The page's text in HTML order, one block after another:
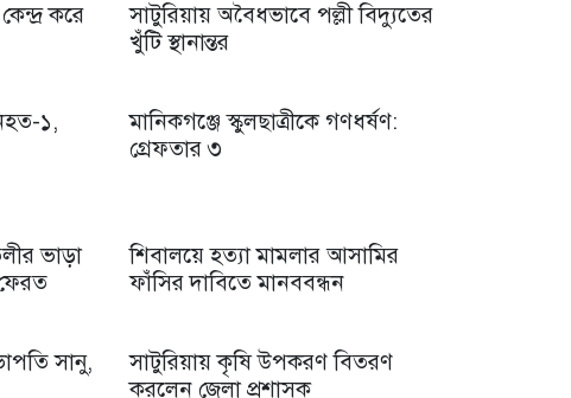
করে
সাটুরিয়ায় অবৈধভাবে পল্লী বিদ্যুতের
খুঁটি স্থানান্তর
১,
মানিকগঞ্জে স্কুলছাত্রীকে গণধর্ষণ:
গ্রেফতার ৩
ভাড়া
শিবালয়ে হত্যা মামলার আসামির
ফাঁসির দাবিতে মানববন্ধন
সানু,
সাটুরিয়ায় কৃষি উপকরণ বিতরণ
করলেন জেলা প্রশাসক